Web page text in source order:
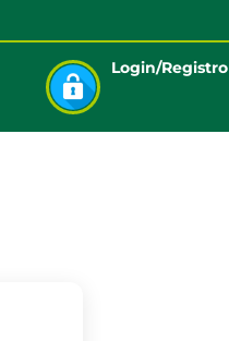
Login/Registro